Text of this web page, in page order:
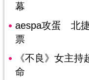
幕
aespa攻蛋 北
票
《不良》女主
命